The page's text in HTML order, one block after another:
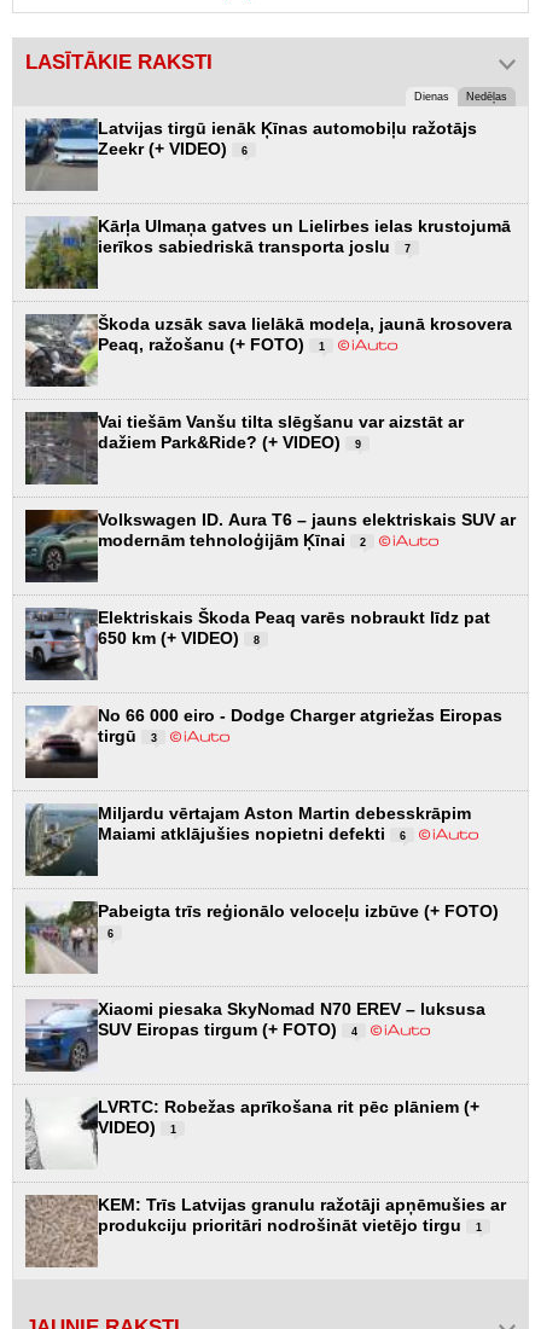
LASĪTĀKIE RAKSTI
Dienas Nedēļas
Latvijas tirgū ienāk Ķīnas automobiļu ražotājs
Zeekr (+ VIDEO)
6
Kārļa Ulmaņa gatves un Lielirbes ielas krustojumā
ierīkos sabiedriskā transporta joslu
7
Škoda uzsāk sava lielākā modeļa, jaunā krosovera
Peaq, ražošanu (+ FOTO)
1
Vai tiešām Vanšu tilta slēgšanu var aizstāt ar
dažiem Park&Ride? (+ VIDEO)
9
Volkswagen ID. Aura T6 – jauns elektriskais SUV ar
modernām tehnoloģijām Ķīnai
2
Elektriskais Škoda Peaq varēs nobraukt līdz pat
650 km (+ VIDEO)
8
No 66 000 eiro - Dodge Charger atgriežas Eiropas
tirgū
3
Miljardu vērtajam Aston Martin debesskrāpim
Maiami atklājušies nopietni defekti
6
Pabeigta trīs reģionālo veloceļu izbūve (+ FOTO)
6
Xiaomi piesaka SkyNomad N70 EREV – luksusa
SUV Eiropas tirgum (+ FOTO)
4
LVRTC: Robežas aprīkošana rit pēc plāniem (+
VIDEO)
1
KEM: Trīs Latvijas granulu ražotāji apņēmušies ar
produkciju prioritāri nodrošināt vietējo tirgu
1